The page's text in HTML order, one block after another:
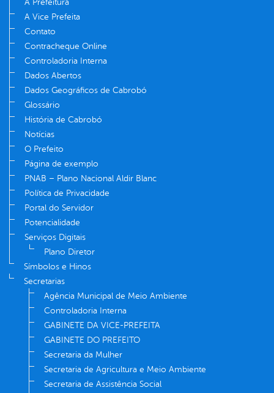
A Prefeitura
A Vice Prefeita
Contato
Contracheque Online
Controladoria Interna
Dados Abertos
Dados Geográficos de Cabrobó
Glossário
História de Cabrobó
Notícias
O Prefeito
Página de exemplo
PNAB – Plano Nacional Aldir Blanc
Política de Privacidade
Portal do Servidor
Potencialidade
Serviços Digitais
Plano Diretor
Símbolos e Hinos
Secretarias
Agência Municipal de Meio Ambiente
Controladoria Interna
GABINETE DA VICE-PREFEITA
GABINETE DO PREFEITO
Secretaria da Mulher
Secretaria de Agricultura e Meio Ambiente
Secretaria de Assistência Social